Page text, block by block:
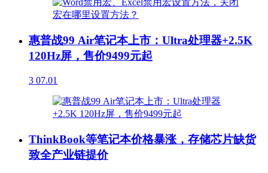
惠普战99 Air笔记本上市：Ultra处理器+2.5K
120Hz屏，售价9499元起
3 07.01
ThinkBook等笔记本价格暴涨，存储芯片缺货
致全产业链提价